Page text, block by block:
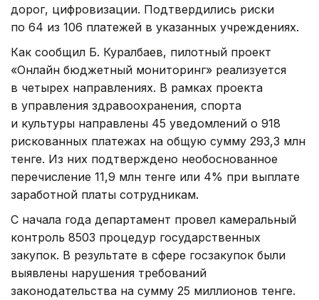
дорог, цифровизации. Подтвердились риски
по 64 из 106 платежей в указанных учреждениях.
Как сообщил Б. Куралбаев, пилотный проект
«Онлайн бюджетный мониторинг» реализуется
в четырех направлениях. В рамках проекта
в управления здравоохранения, спорта
и культуры направлены 45 уведомлений о 918
рискованных платежах на общую сумму 293,3 млн
тенге. Из них подтверждено необоснованное
перечисление 11,9 млн тенге или 4% при выплате
заработной платы сотрудникам.
С начала года департамент провел камеральный
контроль 8503 процедур государственных
закупок. В результате в сфере госзакупок были
выявлены нарушения требований
законодательства на сумму 25 миллионов тенге.